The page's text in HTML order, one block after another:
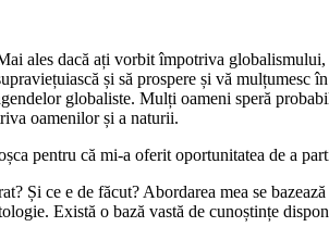
ales dacă ați vorbit împotriva globalismului,
și să prospere și vă mulțumesc
globaliste. Mulți oameni speră
oamenilor și a naturii.
pentru că mi-a oferit oportunitatea de a
Și ce e de făcut? Abordarea mea se
Există o bază vastă de cunoștințe